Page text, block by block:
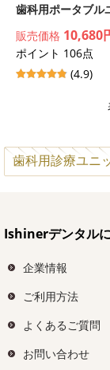
歯科用ポータブル
販売価格 10,680
ポイント 106点
(4.9)
歯科用診療ユニ
Ishinerデンタル
企業情報
ご利用方法
よくあるご質問
お問い合わせ